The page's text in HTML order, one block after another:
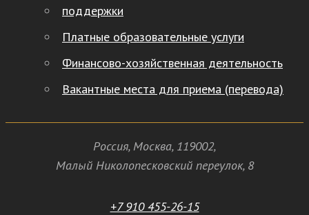
поддержки
Платные образовательные услуги
Финансово-хозяйственная деятельность
Вакантные места для приема (перевода)
Россия, Москва, 119002,
Малый Николопесковский переулок,8
+7 910 455-26-15